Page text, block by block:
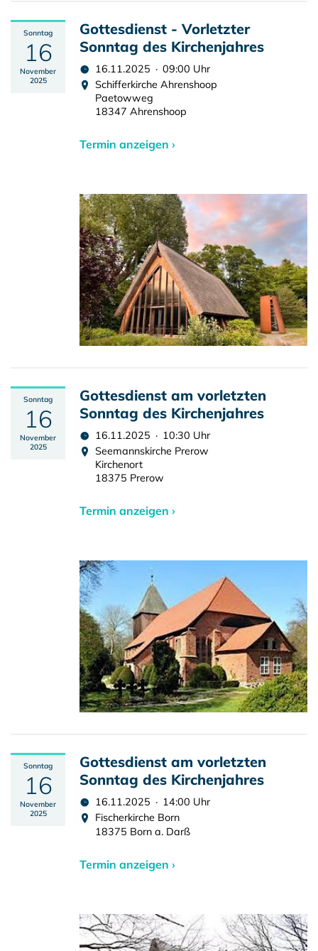
Sonntag
16
November
2025
Gottesdienst - Vorletzter
Sonntag des Kirchenjahres
16.11.2025 · 09:00 Uhr
Schifferkirche Ahrenshoop
Paetowweg
18347 Ahrenshoop
Termin anzeigen ›
Sonntag
16
November
2025
Gottesdienst am vorletzten
Sonntag des Kirchenjahres
16.11.2025 · 10:30 Uhr
Seemannskirche Prerow
Kirchenort
18375 Prerow
Termin anzeigen ›
Sonntag
16
November
2025
Gottesdienst am vorletzten
Sonntag des Kirchenjahres
16.11.2025 · 14:00 Uhr
Fischerkirche Born
18375 Born a. Darß
Termin anzeigen ›